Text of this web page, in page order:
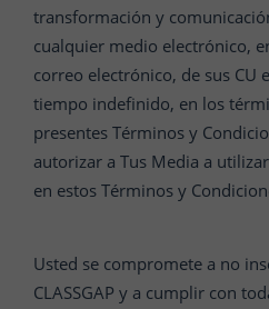
transformación y
cualquier medio electrónico,
correo electrónico, de sus
tiempo indefinido, en los
presentes Términos y
autorizar a Tus Media a
en estos Términos y
Usted se compromete a no
CLASSGAP y a cumplir con